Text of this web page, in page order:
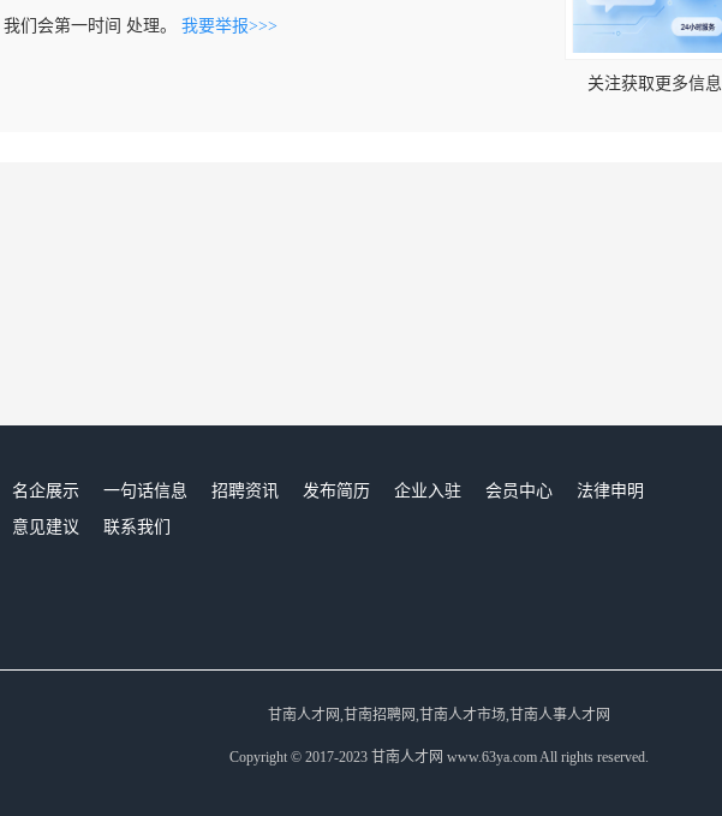
们会第一时间 处理。 我要举报>>>
关注获取更多信息
名企展示 一句话信息 招聘资讯 发布简历 企业入驻 会员中心
法律申明
意见建议 联系我们
甘南人才网,甘南招聘网,甘南人才市场,甘南人事人才网
Copyright © 2017-2023 甘南人才网 www.63ya.com All rights reserved.